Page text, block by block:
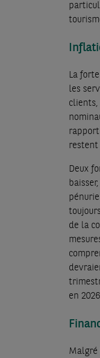
La
les
clients,
Deux
de la
en
Malgré